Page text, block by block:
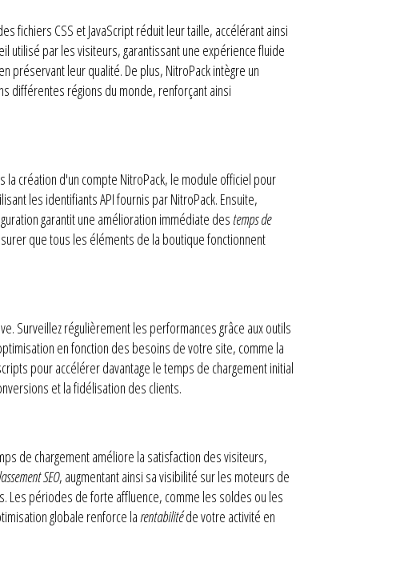
fichiers CSS et JavaScript réduit leur taille, accélérant ainsi
utilisé par les visiteurs, garantissant une expérience fluide
préservant leur qualité. De plus, NitroPack intègre un
différentes régions du monde, renforçant ainsi
création d'un compte NitroPack, le module officiel pour
les identifiants API fournis par NitroPack. Ensuite,
garantit une amélioration immédiate destemps de
que tous les éléments de la boutique fonctionnent
Surveillez régulièrement les performances grâce aux outils
en fonction des besoins de votre site, comme la
pour accélérer davantage le temps de chargement initial
et la fidélisation des clients.
de chargement améliore la satisfaction des visiteurs,
SEO, augmentant ainsi sa visibilité sur les moteurs de
Les périodes de forte affluence, comme les soldes ou les
globale renforce larentabilitéde votre activité en